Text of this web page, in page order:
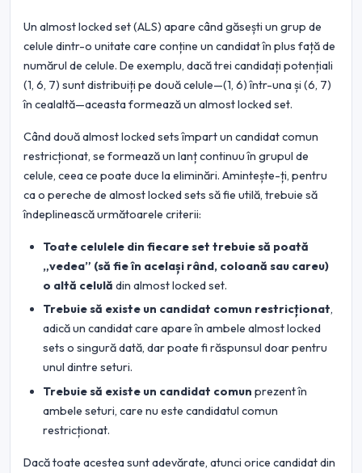
Un almost locked set (ALS) apare când găsești un grup de
celule dintr-o unitate care conține un candidat în plus față de
numărul de celule. De exemplu, dacă trei candidați potențiali
(1, 6, 7) sunt distribuiți pe două celule—(1, 6) într-una și (6, 7)
în cealaltă—aceasta formează un almost locked set.
Când două almost locked sets împart un candidat comun
restricționat, se formează un lanț continuu în grupul de
celule, ceea ce poate duce la eliminări. Amintește-ți, pentru
ca o pereche de almost locked sets să fie utilă, trebuie să
îndeplinească următoarele criterii:
Toate celulele din fiecare set trebuie să poată
„vedea” (să fie în același rând, coloană sau careu)
o altă celulă din almost locked set.
Trebuie să existe un candidat comun restricționat,
adică un candidat care apare în ambele almost locked
sets o singură dată, dar poate fi răspunsul doar pentru
unul dintre seturi.
Trebuie să existe un candidat comun prezent în
ambele seturi, care nu este candidatul comun
restricționat.
Dacă toate acestea sunt adevărate, atunci orice candidat din